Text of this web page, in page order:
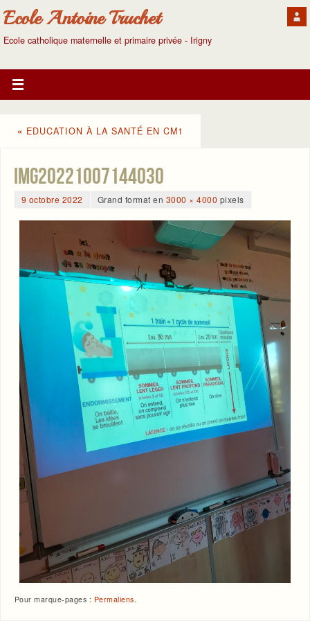
Ecole Antoine Truchet
Ecole catholique maternelle et primaire privée - Irigny
« EDUCATION À LA SANTÉ EN CM1
IMG20221007144030
9 octobre 2022 Grand format en 3000 × 4000 pixels
Pour marque-pages : Permaliens.